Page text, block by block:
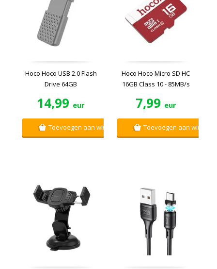
Hoco Hoco USB 2.0 Flash
Drive 64GB
14,99 eur
Toevoegen aan winkelwagen
Hoco Hoco Micro SD HC
16GB Class 10 - 85MB/s
7,99 eur
Toevoegen aan